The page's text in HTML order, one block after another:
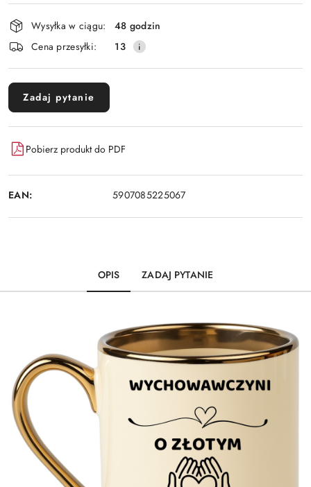
Dostępność
i
dostawa
Wysyłka w ciągu:
48 godzin
Cena przesyłki:
13
Zadaj pytanie
Pobierz produkt do PDF
EAN: 5907085225067
OPIS ZADAJ PYTANIE